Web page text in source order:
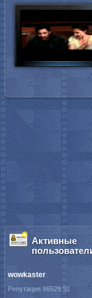
Активные
wowkaster
Репутация 86529.92